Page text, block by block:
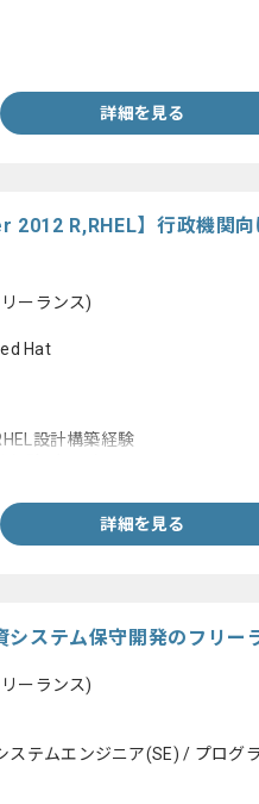
詳細を見る
R,RHEL】行政機関
ーランス)
Hat
設計構築経験
詳細を見る
システム保守開発のフリー
ーランス)
ステムエンジニア(SE) / プログ